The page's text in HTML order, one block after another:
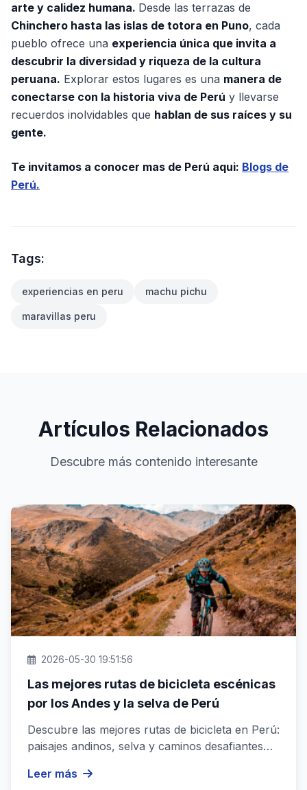
arte y calidez humana. Desde las terrazas de
Chinchero hasta las islas de totora en Puno, cada
pueblo ofrece una experiencia única que invita a
descubrir la diversidad y riqueza de la cultura
peruana. Explorar estos lugares es una manera de
conectarse con la historia viva de Perú y llevarse
recuerdos inolvidables que hablan de sus raíces y su
gente.
Te invitamos a conocer mas de Perú aqui: Blogs de
Perú.
Tags:
experiencias en peru machu pichu
maravillas peru
Artículos Relacionados
Descubre más contenido interesante
2026-05-30 19:51:56
Las mejores rutas de bicicleta escénicas
por los Andes y la selva de Perú
Descubre las mejores rutas de bicicleta en Perú:
paisajes andinos, selva y caminos desafiantes
Leer más